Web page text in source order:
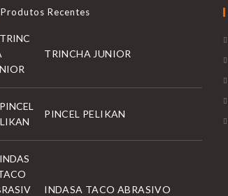
Produtos Recentes
TRINCHA JUNIOR
PINCEL PELIKAN
INDASA TACO ABRASIVO